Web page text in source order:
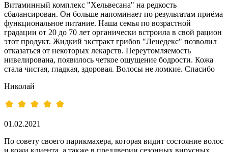
Витаминный комплекс "Хельвесана" на редкость
сбалансирован. Он больше напоминает по результатам приёма
функциональное питание. Наша семья по возрастной
градации от 20 до 70 лет органически встроила в свой рацион
этот продукт. Жидкий экстракт грибов "Ленедекс" позволил
отказаться от некоторых лекарств. Переутомляемость
нивелирована, появилось четкое ощущение бодрости. Кожа
стала чистая, гладкая, здоровая. Волосы не ломкие. Спасибо
Николай
01.02.2021
По совету своего парикмахера, которая видит состояние волос